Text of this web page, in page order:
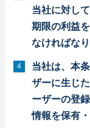
当社に対し
期限の利益
なければなり
当社は、本
ザーに生じ
ーザーの登
情報を保有